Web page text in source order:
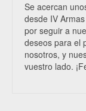
Se acercan
desde IV
por seguir a
deseos para el
nosotros, y
vuestro lado.